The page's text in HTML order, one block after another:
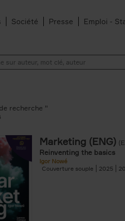
Société Presse Emploi -
filter
recherche ''
Marketing (ENG)
Reinventing the basics
Igor Nowé
Couverture souple
2025